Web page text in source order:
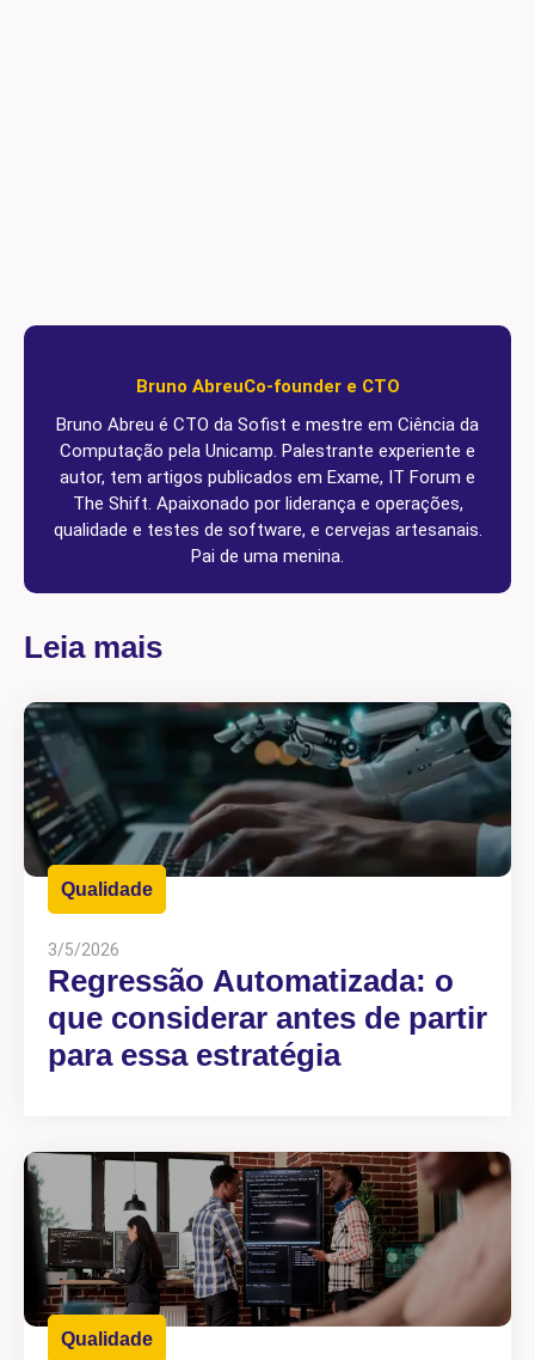
Bruno AbreuCo-founder e CTO
Bruno Abreu é CTO da Sofist e mestre em Ciência da
Computação pela Unicamp. Palestrante experiente e
autor, tem artigos publicados em Exame, IT Forum e
The Shift. Apaixonado por liderança e operações,
qualidade e testes de software, e cervejas artesanais.
Pai de uma menina.
Leia mais
Qualidade
3/5/2026
Regressão Automatizada: o
que considerar antes de partir
para essa estratégia
Qualidade